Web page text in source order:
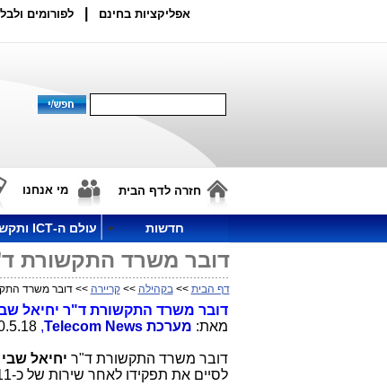
אפליקציות בחינם לפורומים
חזרה לדף הבית מי אנחנו
חדשות עולם ה-ICT ותקשורת
דובר משרד התקשורת ד"ר
דף הבית >>בקהילה >>קריירה >> דובר משרד
דובר משרד התקשורת ד"ר יחיאל שבי
מאת: מערכתTelecom News
,
30.5.18, 12:18
דובר משרד התקשורת ד"ר יחיאל שבי
לסיים את תפקידו לאחר שירות של כ-11 שנה בתפקיד.